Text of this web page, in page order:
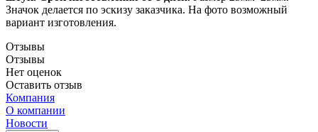
Значок делается по эскизу заказчика. На фото возможный
вариант изготовления.
Отзывы
Отзывы
Нет оценок
Оставить отзыв
Компания
О компании
Новости